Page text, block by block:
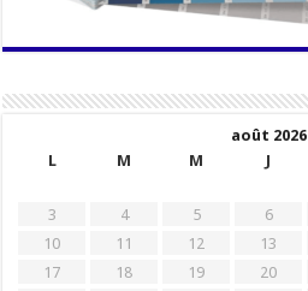
août 2026
L
M M J
3
4 5 6
10
11 12 13
17
18 19 20